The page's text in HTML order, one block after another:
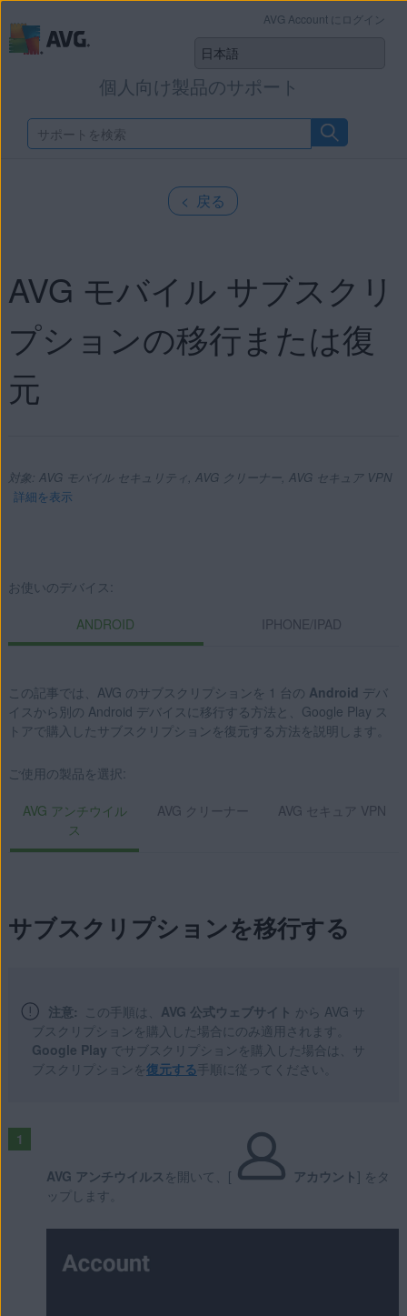
個人向け製品のサポート
AVG Account にログイン
< 戻る
AVG モバイル サブスクリ
プションの移行または復
元
対象: AVG モバイル セキュリティ, AVG クリーナー, AVG セキュア VPN
詳細を表示
AVG クリーナー
オペレーティング システム:
Android、iOS
お使いのデバイス:
ANDROID IPHONE/IPAD
この記事では、AVG のサブスクリプションを 1 台の Android デバ
イスから別の Android デバイスに移行する方法と、Google Play ス
トアで購入したサブスクリプションを復元する方法を説明します。
ご使用の製品を選択:
AVG アンチウイル
ス
AVG クリーナー AVG セキュア VPN
サブスクリプションを移行する
注意: この手順は、 AVG 公式ウェブサイト から AVG サ
ブスクリプションを購入した場合にのみ適用されます。
Google Play でサブスクリプションを購入した場合は、サ
ブスクリプションを復元する手順に従ってください。
AVG アンチウイルス を開いて、[ アカウント ] をタ
ップします。